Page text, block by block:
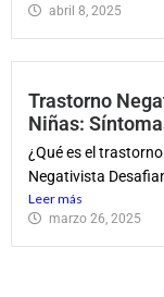
abril 8, 2025
Trastorno
Niñas:
¿Qué es el
Negativista
Leer más
marzo 26, 2025